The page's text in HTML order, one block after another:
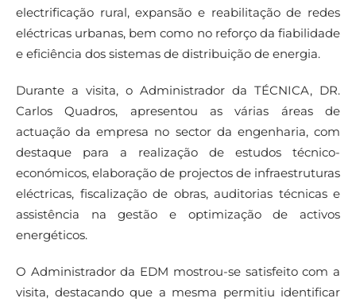
electrificação rural, expansão e reabilitação de redes
eléctricas urbanas, bem como no reforço da fiabilidade
e eficiência dos sistemas de distribuição de energia.
Durante a visita, o Administrador da TÉCNICA, DR.
Carlos Quadros, apresentou as várias áreas de
actuação da empresa no sector da engenharia, com
destaque para a realização de estudos técnico-
económicos, elaboração de projectos de infraestruturas
eléctricas, fiscalização de obras, auditorias técnicas e
assistência na gestão e optimização de activos
energéticos.
O Administrador da EDM mostrou-se satisfeito com a
visita, destacando que a mesma permitiu identificar